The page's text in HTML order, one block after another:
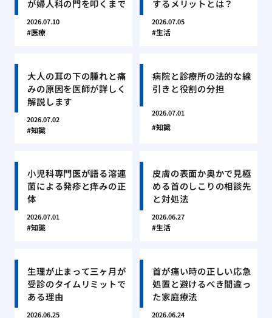
が婦人科の門を叩くまで
2026.07.10
医療
するメリットとは？
2026.07.05
生活
大人の耳の下の腫れと痛
みの原因を医師が詳しく
解説します
2026.07.02
知識
病院と診療所の法的な線
引きと役割の分担
2026.07.01
知識
小児科専門医が語る溶連
菌による発疹と痒みの正
体
2026.07.01
知識
皮膚の表面か奥かで見極
める首のしこりの相談先
と対処法
2026.06.27
生活
生理が止まって三ヶ月が
受診のタイムリミットで
ある理由
2026.06.25
首が痛い時の正しい応急
処置と避けるべき間違っ
た家庭療法
2026.06.24